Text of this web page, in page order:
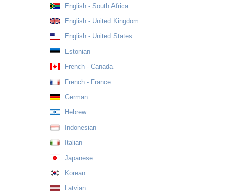
English - South Africa
English - United Kingdom
English - United States
Estonian
French - Canada
French - France
German
Hebrew
Indonesian
Italian
Japanese
Korean
Latvian